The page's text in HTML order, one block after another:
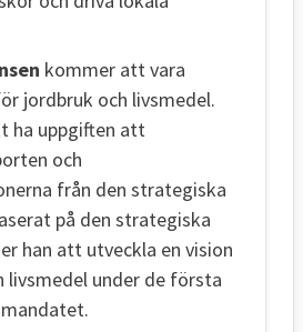
kommer att vara
jordbruk och livsmedel.
ha uppgiften att
och
från den strategiska
på den strategiska
han att utveckla en vision
livsmedel under de första